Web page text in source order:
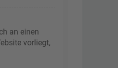
an einen
vorliegt,